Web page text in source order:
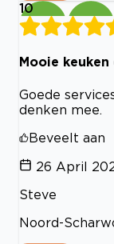
10
Mooie
Goede
denken mee.
Beveelt aan
26 April
Steve
Noord-